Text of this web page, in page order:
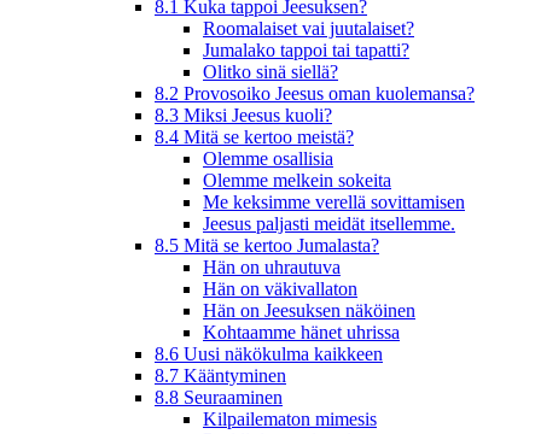
8.1 Kuka tappoi Jeesuksen?
Roomalaiset vai juutalaiset?
Jumalako tappoi tai tapatti?
Olitko sinä siellä?
8.2 Provosoiko Jeesus oman kuolemansa?
8.3 Miksi Jeesus kuoli?
8.4 Mitä se kertoo meistä?
Olemme osallisia
Olemme melkein sokeita
Me keksimme verellä sovittamisen
Jeesus paljasti meidät itsellemme.
8.5 Mitä se kertoo Jumalasta?
Hän on uhrautuva
Hän on väkivallaton
Hän on Jeesuksen näköinen
Kohtaamme hänet uhrissa
8.6 Uusi näkökulma kaikkeen
8.7 Kääntyminen
8.8 Seuraaminen
Kilpailematon mimesis